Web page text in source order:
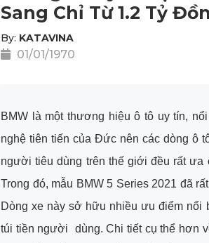
Sang Chỉ Từ 1.2 Tỷ
By: KATAVINA
01/01/1970
BMW là một thương hiệu ô tô uy tín,
nghệ tiên tiến của Đức nên các dòng ô
người tiêu dùng trên thế giới đều rất
Trong đó, mẫu BMW 5 Series 2021 đã
Dòng xe này sở hữu nhiều ưu điểm nổi
túi tiền người dùng. Chi tiết cụ thể hơn